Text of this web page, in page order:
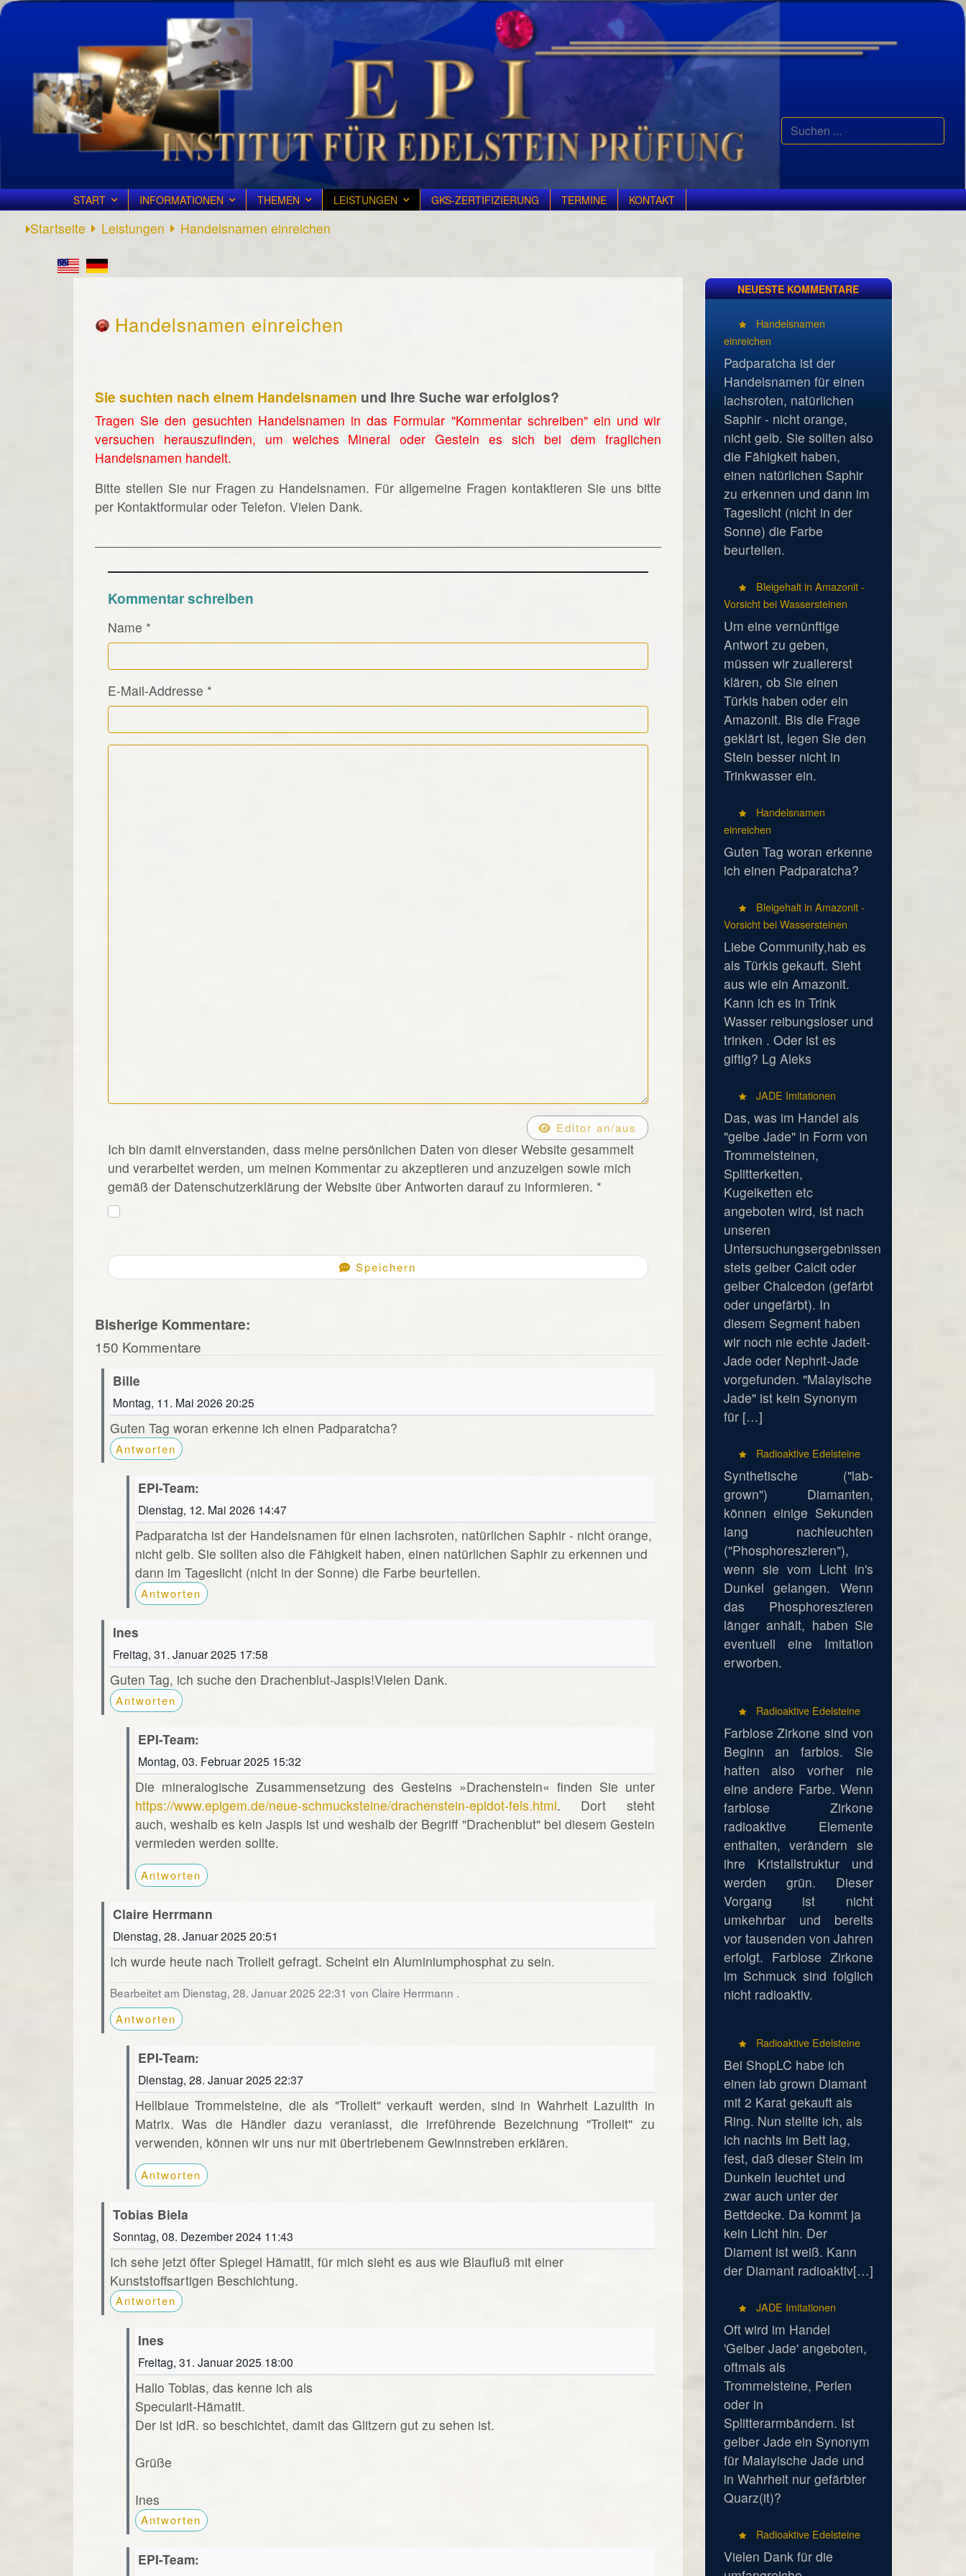
Suchen
...
START INFORMATIONEN THEMEN LEISTUNGEN GKS-ZERTIFIZIERUNG TERMINE KONTAKT
Startseite Leistungen Handelsnamen einreichen
Handelsnamen einreichen
Sie suchten nach einem Handelsnamen und Ihre Suche war erfolglos?
Tragen Sie den gesuchten Handelsnamen in das Formular "Kommentar schreiben" ein und wir
versuchen herauszufinden, um welches Mineral oder Gestein es sich bei dem fraglichen
Handelsnamen handelt.
Bitte stellen Sie nur Fragen zu Handelsnamen. Für allgemeine Fragen kontaktieren Sie uns bitte
per Kontaktformular oder Telefon. Vielen Dank.
Kommentar schreiben
Name *
E-Mail-Addresse *
Kommentar Text
Editor an/aus
Ich bin damit einverstanden, dass meine persönlichen Daten von dieser Website gesammelt
und verarbeitet werden, um meinen Kommentar zu akzeptieren und anzuzeigen sowie mich
gemäß der Datenschutzerklärung der Website über Antworten darauf zu informieren. *
Speichern
Bisherige Kommentare:
150 Kommentare
Bille
Montag, 11. Mai 2026 20:25
Guten Tag woran erkenne ich einen Padparatcha?
Antworten
EPI-Team:
Dienstag, 12. Mai 2026 14:47
Padparatcha ist der Handelsnamen für einen lachsroten, natürlichen Saphir - nicht orange,
nicht gelb. Sie sollten also die Fähigkeit haben, einen natürlichen Saphir zu erkennen und
dann im Tageslicht (nicht in der Sonne) die Farbe beurteilen.
Antworten
Ines
Freitag, 31. Januar 2025 17:58
Guten Tag, ich suche den Drachenblut-Jaspis!Vielen Dank.
Antworten
EPI-Team:
Montag, 03. Februar 2025 15:32
Die mineralogische Zusammensetzung des Gesteins »Drachenstein« finden Sie unter
https://www.epigem.de/neue-schmucksteine/drachenstein-epidot-fels.html. Dort steht
auch, weshalb es kein Jaspis ist und weshalb der Begriff "Drachenblut" bei diesem Gestein
vermieden werden sollte.
Antworten
Claire Herrmann
Dienstag, 28. Januar 2025 20:51
Ich wurde heute nach Trolleit gefragt. Scheint ein Aluminiumphosphat zu sein.
Bearbeitet am Dienstag, 28. Januar 2025 22:31 von Claire Herrmann .
Antworten
EPI-Team:
Dienstag, 28. Januar 2025 22:37
Hellblaue Trommelsteine, die als "Trolleit" verkauft werden, sind in Wahrheit Lazulith in
Matrix. Was die Händler dazu veranlasst, die irreführende Bezeichnung "Trolleit" zu
verwenden, können wir uns nur mit übertriebenem Gewinnstreben erklären.
Antworten
Tobias Biela
Sonntag, 08. Dezember 2024 11:43
Ich sehe jetzt öfter Spiegel Hämatit, für mich sieht es aus wie Blaufluß mit einer
Kunststoffsartigen Beschichtung.
Antworten
Ines
Freitag, 31. Januar 2025 18:00
Hallo Tobias, das kenne ich als
Specularit-Hämatit.
Der ist idR. so beschichtet, damit das Glitzern gut zu sehen ist.
Grüße
Ines
Antworten
EPI-Team:
NEUESTE KOMMENTARE
Handelsnamen
einreichen
Padparatcha ist der
Handelsnamen für einen
lachsroten, natürlichen
Saphir - nicht orange,
nicht gelb. Sie sollten also
die Fähigkeit haben,
einen natürlichen Saphir
zu erkennen und dann im
Tageslicht (nicht in der
Sonne) die Farbe
beurteilen.
Bleigehalt in Amazonit -
Vorsicht bei Wassersteinen
Um eine vernünftige
Antwort zu geben,
müssen wir zuallererst
klären, ob Sie einen
Türkis haben oder ein
Amazonit. Bis die Frage
geklärt ist, legen Sie den
Stein besser nicht in
Trinkwasser ein.
Handelsnamen
einreichen
Guten Tag woran erkenne
ich einen Padparatcha?
Bleigehalt in Amazonit -
Vorsicht bei Wassersteinen
Liebe Community,hab es
als Türkis gekauft. Sieht
aus wie ein Amazonit.
Kann ich es in Trink
Wasser reibungsloser und
trinken . Oder ist es
giftig? Lg Aleks
JADE Imitationen
Das, was im Handel als
"gelbe Jade" in Form von
Trommelsteinen,
Splitterketten,
Kugelketten etc
angeboten wird, ist nach
unseren
Untersuchungsergebnissen
stets gelber Calcit oder
gelber Chalcedon (gefärbt
oder ungefärbt). In
diesem Segment haben
wir noch nie echte Jadeit-
Jade oder Nephrit-Jade
vorgefunden. "Malayische
Jade" ist kein Synonym
für […]
Radioaktive Edelsteine
Synthetische ("lab-
grown") Diamanten,
können einige Sekunden
lang nachleuchten
("Phosphoreszieren"),
wenn sie vom Licht in's
Dunkel gelangen. Wenn
das Phosphoreszieren
länger anhält, haben Sie
eventuell eine Imitation
erworben.
Radioaktive Edelsteine
Farblose Zirkone sind von
Beginn an farblos. Sie
hatten also vorher nie
eine andere Farbe. Wenn
farblose Zirkone
radioaktive Elemente
enthalten, verändern sie
ihre Kristallstruktur und
werden grün. Dieser
Vorgang ist nicht
umkehrbar und bereits
vor tausenden von Jahren
erfolgt. Farblose Zirkone
im Schmuck sind folglich
nicht radioaktiv.
Radioaktive Edelsteine
Bei ShopLC habe ich
einen lab grown Diamant
mit 2 Karat gekauft als
Ring. Nun stellte ich, als
ich nachts im Bett lag,
fest, daß dieser Stein im
Dunkeln leuchtet und
zwar auch unter der
Bettdecke. Da kommt ja
kein Licht hin. Der
Diament ist weiß. Kann
der Diamant radioaktiv[…]
JADE Imitationen
Oft wird im Handel
'Gelber Jade' angeboten,
oftmals als
Trommelsteine, Perlen
oder in
Splitterarmbändern. Ist
gelber Jade ein Synonym
für Malayische Jade und
in Wahrheit nur gefärbter
Quarz(it)?
Radioaktive Edelsteine
Vielen Dank für die